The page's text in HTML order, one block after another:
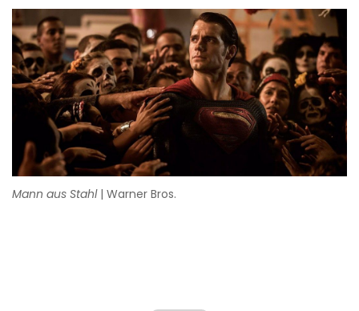
Mann aus Stahl| Warner Bros.